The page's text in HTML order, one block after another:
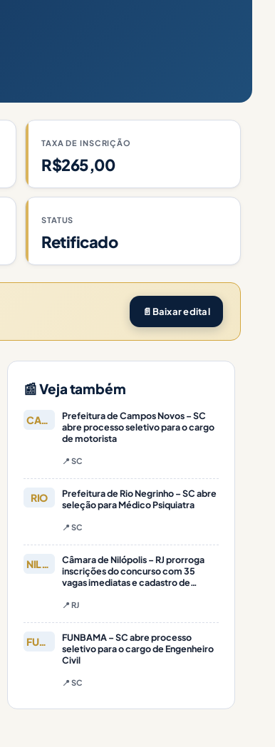
TAXA DE INSCRIÇÃO
R$265,00
STATUS
Retificado
📄 Baixar edital
📰 Veja também
CAMPOS
Prefeitura de Campos Novos – SC
abre processo seletivo para o cargo
de motorista
📍 SC
RIO
Prefeitura de Rio Negrinho – SC abre
seleção para Médico Psiquiatra
📍 SC
NILÓPOLIS
Câmara de Nilópolis – RJ prorroga
inscrições do concurso com 35
vagas imediatas e cadastro de
📍 RJ
FUNBAMA
FUNBAMA – SC abre processo
seletivo para o cargo de Engenheiro
Civil
📍 SC